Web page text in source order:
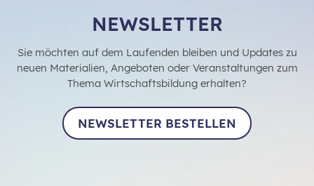
NEWSLETTER
Sie möchten auf dem Laufenden bleiben und Updates zu
neuen Materialien, Angeboten oder Veranstaltungen zum
Thema Wirtschaftsbildung erhalten?
NEWSLETTER BESTELLEN